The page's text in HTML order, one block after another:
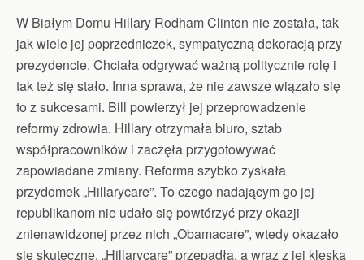
W Białym Domu Hillary Rodham Clinton nie została, tak
jak wiele jej poprzedniczek, sympatyczną dekoracją przy
prezydencie. Chciała odgrywać ważną politycznie rolę i
tak też się stało. Inna sprawa, że nie zawsze wiązało się
to z sukcesami. Bill powierzył jej przeprowadzenie
reformy zdrowia. Hillary otrzymała biuro, sztab
współpracowników i zaczęła przygotowywać
zapowiadane zmiany. Reforma szybko zyskała
przydomek „Hillarycare”. To czego nadającym go jej
republikanom nie udało się powtórzyć przy okazji
znienawidzonej przez nich „Obamacare”, wtedy okazało
się skuteczne. „Hillarycare” przepadła, a wraz z jej klęską